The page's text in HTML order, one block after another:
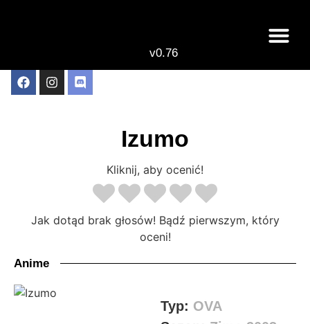
v0.76
Izumo
Kliknij, aby ocenić!
Jak dotąd brak głosów! Bądź pierwszym, który
oceni!
Anime
Typ: OVA